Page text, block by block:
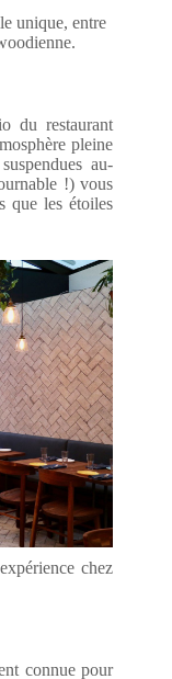
unique, entre
du restaurant
pleine
au-
!) vous
que les étoiles
chez
connue pour